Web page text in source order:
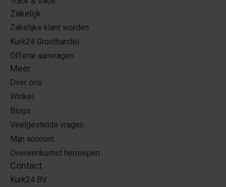
Zakelijk
Zakelijke klant worden
Kurk24 Groothandel
Offerte aanvragen
Meer
Over ons
Winkel
Blogs
Veelgestelde vragen
Mijn account
Overeenkomst herroepen
Contact
Kurk24 BV